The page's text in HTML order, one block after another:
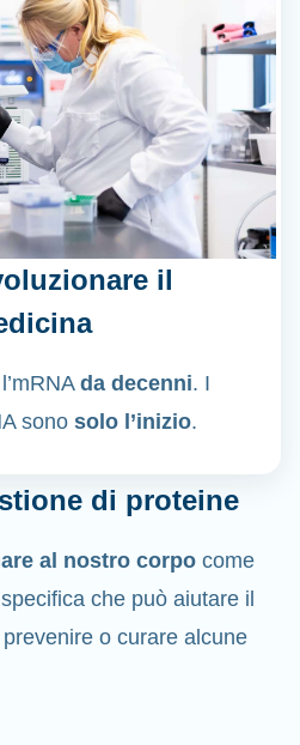
il
da decenni. I
sono solo l’inizio.
di proteine
al nostro corpo come
che può aiutare il
o curare alcune